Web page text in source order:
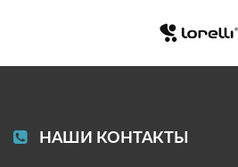
НАШИ КОНТАКТЫ